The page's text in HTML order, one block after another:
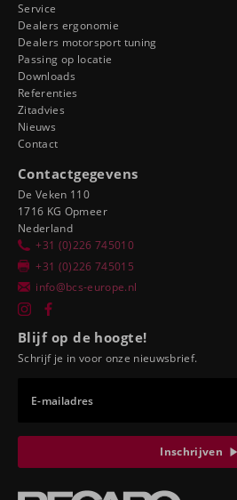
Service
Dealers ergonomie
Dealers motorsport tuning
Passing op locatie
Downloads
Referenties
Zitadvies
Nieuws
Contact
Contactgegevens
De Veken 110
1716 KG Opmeer
Nederland
+31 (0)226 745010
+31 (0)226 745015
info@bcs-europe.nl
Blijf op de hoogte!
Schrijf je in voor onze nieuwsbrief.
E-mailadres
Inschrijven